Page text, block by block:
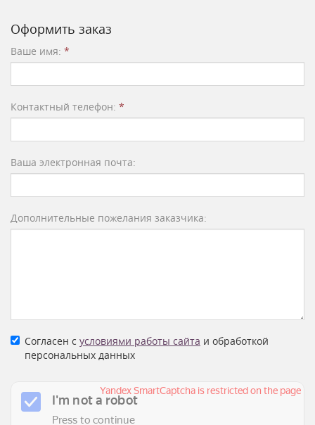
Оформить заказ
Ваше имя: *
Контактный телефон: *
Ваша электронная почта:
Дополнительные пожелания заказчика:
Согласен с условиями работы сайта и обработкой
персональных данных